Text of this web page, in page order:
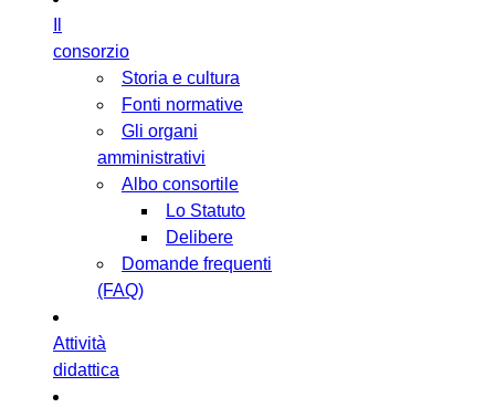
consorzio
Storia e cultura
Fonti normative
Gli organi
amministrativi
Albo consortile
Lo Statuto
Delibere
Domande frequenti
(FAQ)
Attività
didattica